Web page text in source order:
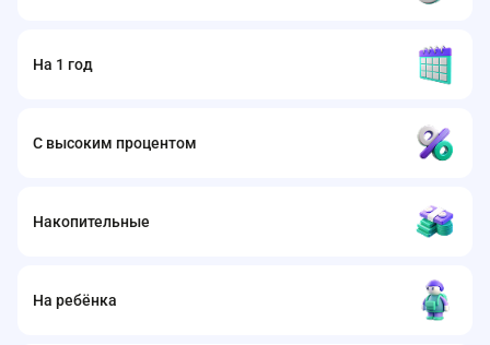
На 1 год
С высоким процентом
Накопительные
На ребёнка